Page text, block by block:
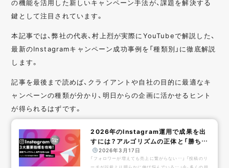
の機能を活用した新しいキャンペーン手法が、課題を解決する
鍵として注目されています。
本記事では、弊社の代表、村上烈が実際にYouTubeで解説した、
最新のInstagramキャンペーン成功事例を「種類別」に徹底解説
します。
記事を最後まで読めば、クライアントや自社の目的に最適なキ
ャンペーンの種類が分かり、明日からの企画に活かせるヒント
が得られるはずです。
2026年のInstagram運用で成果を出
すには？アルゴリズムの正体と「勝ちパ
ターン」を...
2026年3月17日
「フォロワーが増えても売上に繋がらない…」 「投稿のリ